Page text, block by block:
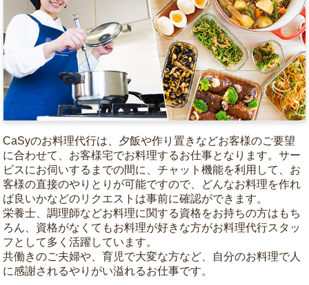
CaSyのお料理代行は、夕飯や作り置きなどお客様のご要望
に合わせて、お客様宅でお料理するお仕事となります。サー
ビスにお伺いするまでの間に、チャット機能を利用して、お
客様の直接のやりとりが可能ですので、どんなお料理を作れ
ば良いかなどのリクエストは事前に確認ができます。
栄養士、調理師などお料理に関する資格をお持ちの方はもち
ろん、資格がなくてもお料理が好きな方がお料理代行スタッ
フとして多く活躍しています。
共働きのご夫婦や、育児で大変な方など、自分のお料理で人
に感謝されるやりがい溢れるお仕事です。